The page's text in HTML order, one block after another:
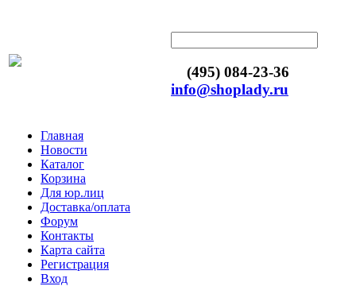
(495) 084-23-36
info@shoplady.ru
Главная
Новости
Каталог
Корзина
Для юр.лиц
Доставка/оплата
Форум
Контакты
Карта сайта
Регистрация
Вход